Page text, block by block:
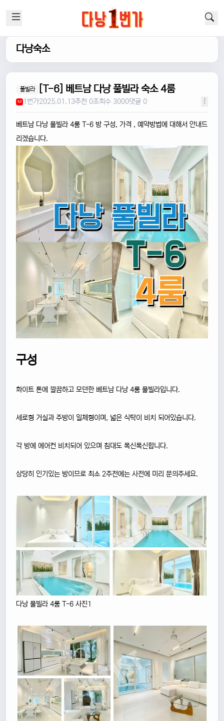
다낭숙소
풀빌라 [T-6] 베트남 다낭 풀빌라 숙소 4룸
M 1번가2025.01.13추천 0조회수 3000댓글 0
베트남 다낭 풀빌라 4룸 T-6 방 구성, 가격 , 예약방법에 대해서 안내드
리겠습니다.
구성
화이트 톤에 깔끔하고 모던한 베트남 다낭 4룸 풀빌라입니다.
세로형 거실과 주방이 일체형이며, 넓은 식탁이 비치 되어있습니다.
각 방에 에어컨 비치되어 있으며 침대도 폭신폭신합니다.
상당히 인기있는 방이므로 최소 2주전에는 사전에 미리 문의주세요.
다낭 풀빌라 4룸 T-6 사진1